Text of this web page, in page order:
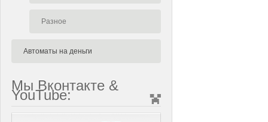
Разное
Автоматы на деньги
Мы Вконтакте &
YouTube: